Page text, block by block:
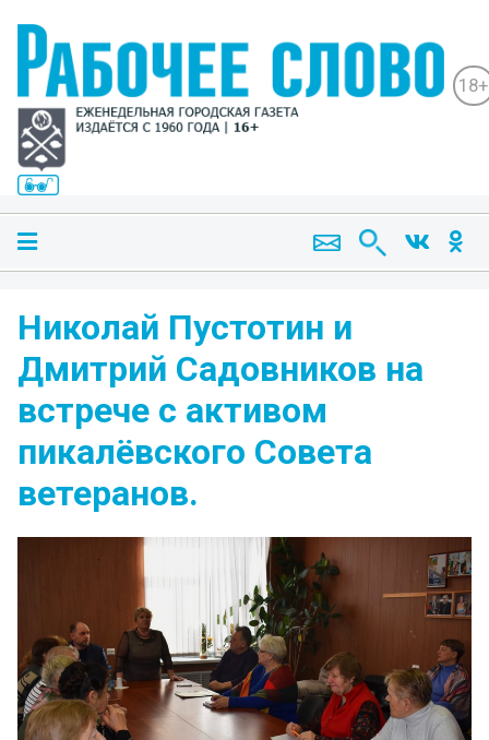
18+
Николай Пустотин и
Дмитрий Садовников на
встрече с активом
пикалёвского Совета
ветеранов.